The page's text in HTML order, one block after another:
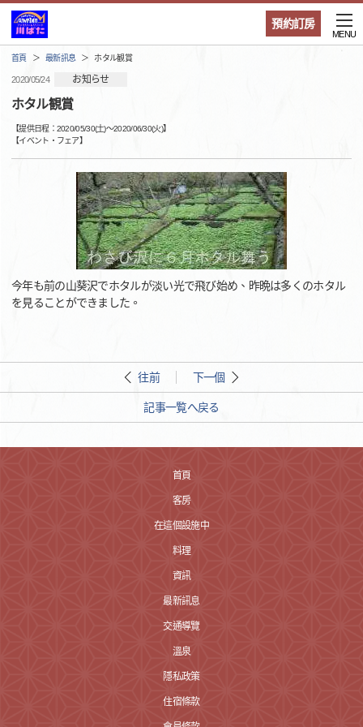
預約訂房
MENU
首頁 最新訊息 ホタル観賞
2020/05/24 お知らせ
ホタル観賞
【提供日程： 2020/05/30(土)〜2020/06/30(火)】
【イベント・フェア】
今年も前の山葵沢でホタルが淡い光で飛び始め、昨晩は多くのホタル
を見ることができました。
往前 下一個
記事一覧へ戻る
首頁
客房
在這個設施中
料理
資訊
最新訊息
交通導覽
溫泉
隱私政策
住宿條款